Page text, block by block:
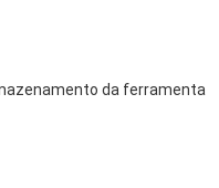
da ferramenta